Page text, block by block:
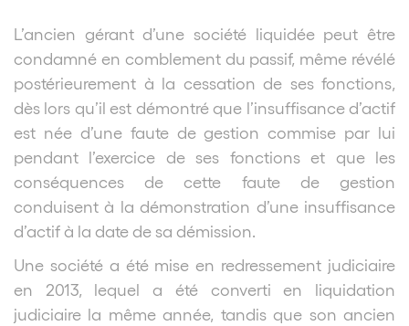
L’ancien gérant d’une société liquidée peut être
condamné en comblement du passif, même révélé
postérieurement à la cessation de ses fonctions,
dès lors qu’il est démontré que l’insuffisance d’actif
est née d’une faute de gestion commise par lui
pendant l’exercice de ses fonctions et que les
conséquences de cette faute de gestion
conduisent à la démonstration d’une insuffisance
d’actif à la date de sa démission.
Une société a été mise en redressement judiciaire
en 2013, lequel a été converti en liquidation
judiciaire la même année, tandis que son ancien